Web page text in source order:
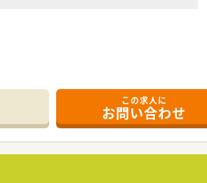
です。
ざという時の応援体制がございます。
この求人に
お問い合わせ